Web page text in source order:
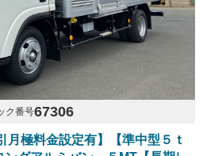
ク番号67306
極料金設定有】【準中型５ｔ